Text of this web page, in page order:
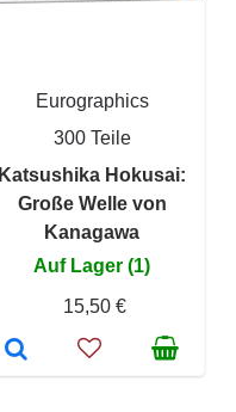
Eurographics
300 Teile
Katsushika Hokusai:
Große Welle von
Kanagawa
Auf Lager (1)
15,50 €